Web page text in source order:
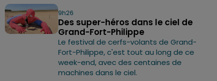
9h26
Des super-héros dans le ciel de
Grand-Fort-Philippe
Le festival de cerfs-volants de Grand-
Fort-Philippe, c'est tout au long de ce
week-end, avec des centaines de
machines dans le ciel.